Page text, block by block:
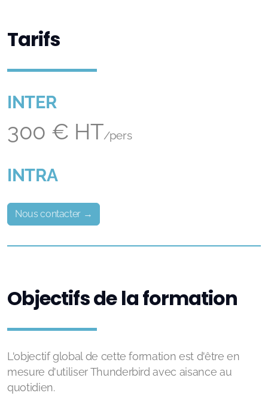
Tarifs
INTER
300 € HT/pers
INTRA
Nous contacter →
Objectifs de la formation
L'objectif global de cette formation est d'être en
mesure d'utiliser Thunderbird avec aisance au
quotidien.